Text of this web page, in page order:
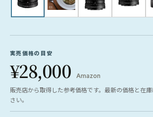
実売価格の目安
¥28,000
Amazon
販売店から取得した参考価格です。最新の価格と在
さい。